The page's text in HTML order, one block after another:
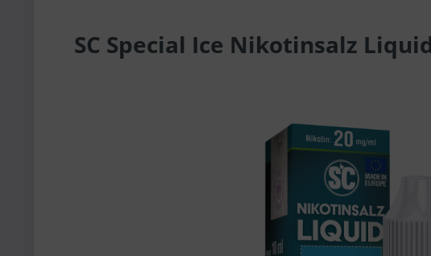
SC Special Ice Nikotinsalz